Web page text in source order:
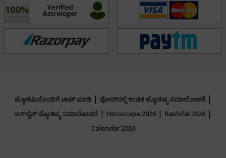
ಜ್ಯೋತಿಷಿಯೊಂದಿಗೆ ಚಾಟ್ ಮಾಡಿ| ಫೋನ್‌ನಲ್ಲಿ ಉಚಿತ ಜ್ಯೋತಿಷ್ಯ ಸಮಾಲೋಚನೆ|
ಆನ್‌ಲೈನ್ ಜ್ಯೋತಿಷ್ಯ ಸಮಾಲೋಚನೆ | Horoscope 2026| Rashifal 2026|
Calendar 2026